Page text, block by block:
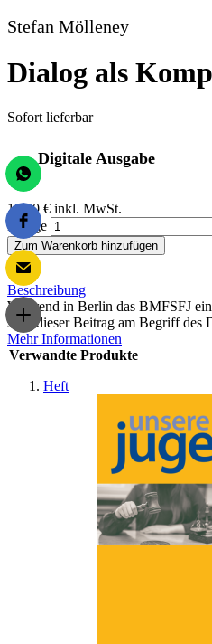
Stefan Mölleney
Dialog als
Sofort lieferbar
Digitale Ausgabe
13,00 € inkl. MwSt.
Menge
Zum Warenkorb hinzufügen
Beschreibung
Während in Berlin das BMFSFJ
setzt dieser Beitrag am Begriff des
Mehr Informationen
Verwandte Produkte
Heft